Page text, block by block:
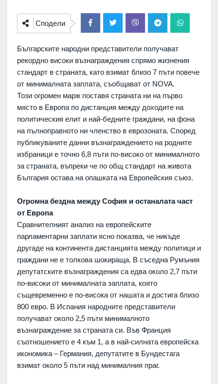
Сподели
Българските народни представители получават
рекордно високи възнаграждения спрямо жизнения
стандарт в страната, като взимат близо 7 пъти повече
от минималната заплата, съобщават от NOVA.
Този огромен марж поставя страната ни на първо
място в Европа по дистанция между доходите на
политическия елит и най-бедните граждани, на фона
на пълноправното ни членство в еврозоната. Според
публикуваните данни възнаграждението на родните
избраници е точно 6,8 пъти по-високо от минималното
за страната, въпреки че по общ стандарт на живота
България остава на опашката на Европейския съюз.
Огромна бездна между София и останалата част
от Европа
Сравнителният анализ на европейските
парламентарни заплати ясно показва, че никъде
другаде на континента дистанцията между политици и
граждани не е толкова шокираща. В съседна Румъния
депутатските възнаграждения са едва около 2,7 пъти
по-високи от минималната заплата, която
същевременно е по-висока от нашата и достига близо
800 евро. В Испания народните представители
получават около 2,5 пъти минималното
възнаграждение за страната си. Във Франция
съотношението е 4 към 1, а в най-силната европейска
икономика – Германия, депутатите в Бундестага
взимат около 5 пъти над минималния праг.